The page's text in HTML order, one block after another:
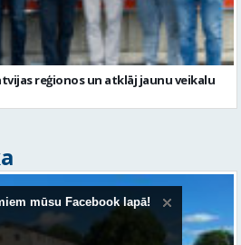
mūsu Facebook lapā!